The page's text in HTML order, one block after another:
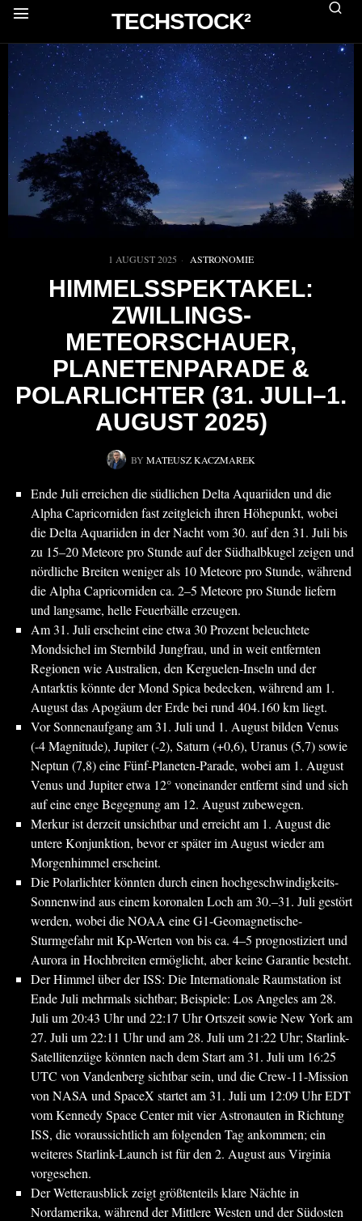
TECHSTOCK²
1 AUGUST 2025 ASTRONOMIE
HIMMELSSPEKTAKEL:
ZWILLINGS-
METEORSCHAUER,
PLANETENPARADE &
POLARLICHTER (31. JULI–1.
AUGUST 2025)
BY MATEUSZ KACZMAREK
Ende Juli erreichen die südlichen Delta Aquariiden und die
Alpha Capricorniden fast zeitgleich ihren Höhepunkt, wobei
die Delta Aquariiden in der Nacht vom 30. auf den 31. Juli bis
zu 15–20 Meteore pro Stunde auf der Südhalbkugel zeigen und
nördliche Breiten weniger als 10 Meteore pro Stunde, während
die Alpha Capricorniden ca. 2–5 Meteore pro Stunde liefern
und langsame, helle Feuerbälle erzeugen.
Am 31. Juli erscheint eine etwa 30 Prozent beleuchtete
Mondsichel im Sternbild Jungfrau, und in weit entfernten
Regionen wie Australien, den Kerguelen-Inseln und der
Antarktis könnte der Mond Spica bedecken, während am 1.
August das Apogäum der Erde bei rund 404.160 km liegt.
Vor Sonnenaufgang am 31. Juli und 1. August bilden Venus
(-4 Magnitude), Jupiter (-2), Saturn (+0,6), Uranus (5,7) sowie
Neptun (7,8) eine Fünf-Planeten-Parade, wobei am 1. August
Venus und Jupiter etwa 12° voneinander entfernt sind und sich
auf eine enge Begegnung am 12. August zubewegen.
Merkur ist derzeit unsichtbar und erreicht am 1. August die
untere Konjunktion, bevor er später im August wieder am
Morgenhimmel erscheint.
Die Polarlichter könnten durch einen hochgeschwindigkeits-
Sonnenwind aus einem koronalen Loch am 30.–31. Juli gestört
werden, wobei die NOAA eine G1-Geomagnetische-
Sturmgefahr mit Kp-Werten von bis ca. 4–5 prognostiziert und
Aurora in Hochbreiten ermöglicht, aber keine Garantie besteht.
Der Himmel über der ISS: Die Internationale Raumstation ist
Ende Juli mehrmals sichtbar; Beispiele: Los Angeles am 28.
Juli um 20:43 Uhr und 22:17 Uhr Ortszeit sowie New York am
27. Juli um 22:11 Uhr und am 28. Juli um 21:22 Uhr; Starlink-
Satellitenzüge könnten nach dem Start am 31. Juli um 16:25
UTC von Vandenberg sichtbar sein, und die Crew-11-Mission
von NASA und SpaceX startet am 31. Juli um 12:09 Uhr EDT
vom Kennedy Space Center mit vier Astronauten in Richtung
ISS, die voraussichtlich am folgenden Tag ankommen; ein
weiteres Starlink-Launch ist für den 2. August aus Virginia
vorgesehen.
Der Wetterausblick zeigt größtenteils klare Nächte in
Nordamerika, während der Mittlere Westen und der Südosten